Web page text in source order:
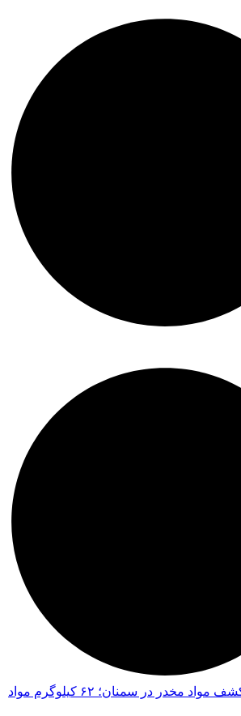
اجرا ۲ عملیات کشف مواد مخدر در سمنان؛ ۶۲ کیلوگرم مواد